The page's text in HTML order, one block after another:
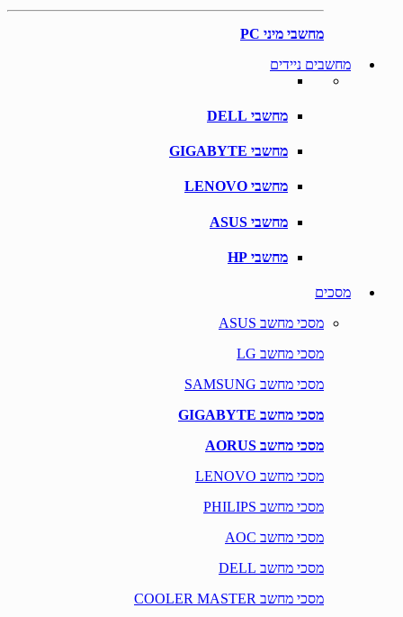
מחשבי מיני PC
מחשבים ניידים
מחשבי DELL
מחשבי GIGABYTE
מחשבי LENOVO
מחשבי ASUS
מחשבי HP
מסכים
מסכי מחשב ASUS
מסכי מחשב LG
מסכי מחשב SAMSUNG
מסכי מחשב GIGABYTE
מסכי מחשב AORUS
מסכי מחשב LENOVO
מסכי מחשב PHILIPS
מסכי מחשב AOC
מסכי מחשב DELL
מסכי מחשב COOLER MASTER